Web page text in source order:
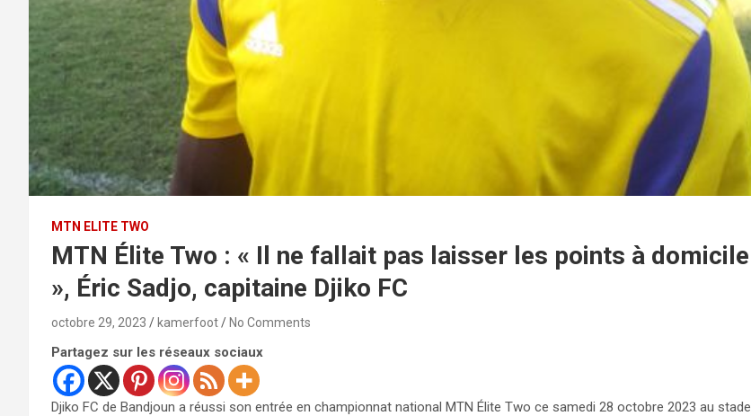
MTN ELITE TWO
MTN Élite Two : « Il ne fallait pas laisser les points à domicile
», Éric Sadjo, capitaine Djiko FC
octobre 29, 2023 kamerfoot No Comments
Partagez sur les réseaux sociaux
Djiko FC de Bandjoun a réussi son entrée en championnat national MTN Élite Two ce samedi 28 octobre 2023 au stade